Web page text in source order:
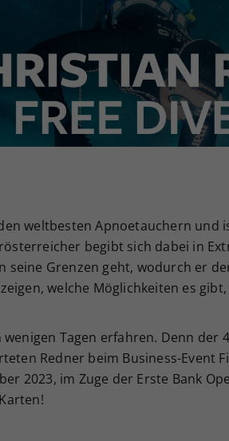
weltbesten Apnoetauchern
begibt sich dabei in
seine Grenzen geht, wodurch er
welche Möglichkeiten es
Tagen erfahren. Denn der
Redner beim Business-Event
2023, im Zuge der Erste Bank
Ihrer